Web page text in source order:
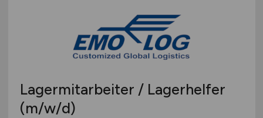
Lagermitarbeiter / Lagerhelfer
(m/w/d)